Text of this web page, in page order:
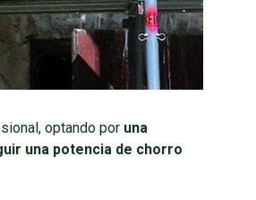
optando por una
una potencia de chorro